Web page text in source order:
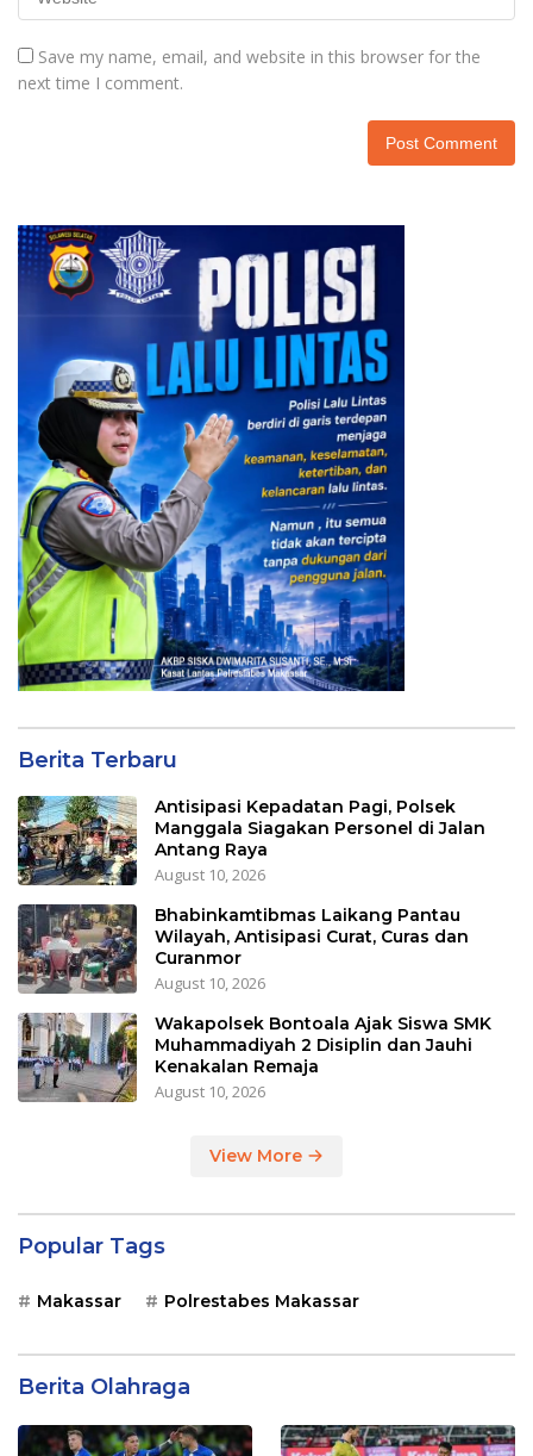
Save my name, email, and website in this browser for the
next time I comment.
Berita Terbaru
Antisipasi Kepadatan Pagi, Polsek
Manggala Siagakan Personel di Jalan
Antang Raya
August 10, 2026
Bhabinkamtibmas Laikang Pantau
Wilayah, Antisipasi Curat, Curas dan
Curanmor
August 10, 2026
Wakapolsek Bontoala Ajak Siswa SMK
Muhammadiyah 2 Disiplin dan Jauhi
Kenakalan Remaja
August 10, 2026
View More
Popular Tags
Makassar Polrestabes Makassar
Berita Olahraga